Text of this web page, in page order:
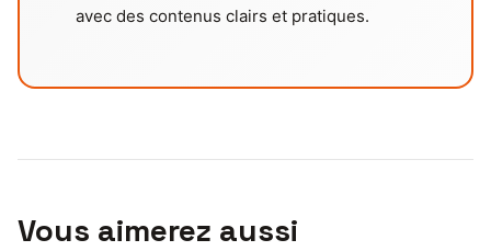
avec des contenus clairs et pratiques.
Vous aimerez aussi